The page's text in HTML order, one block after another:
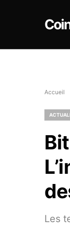
Accueil
Les